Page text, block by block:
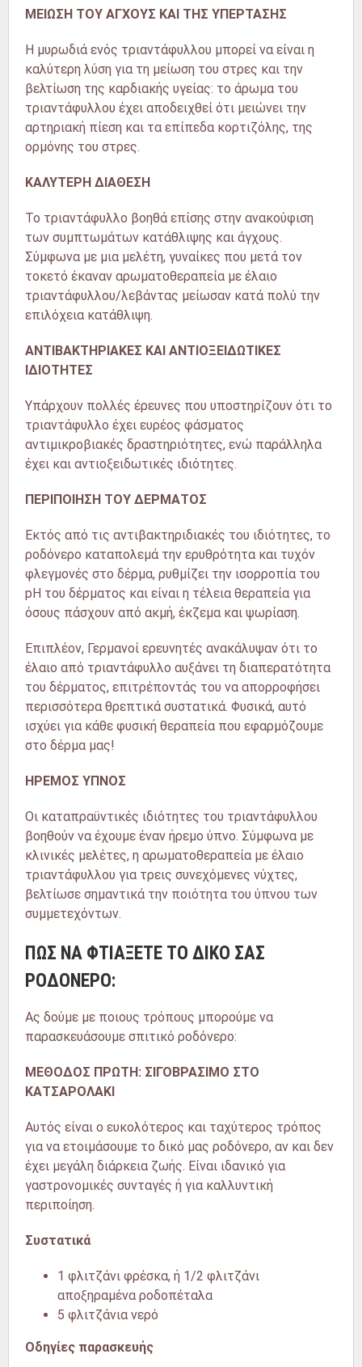
ΜΕΙΩΣΗ ΤΟΥ ΑΓΧΟΥΣ ΚΑΙ ΤΗΣ ΥΠΕΡΤΑΣΗΣ
Η μυρωδιά ενός τριαντάφυλλου μπορεί να είναι η
καλύτερη λύση για τη μείωση του στρες και την
βελτίωση της καρδιακής υγείας: το άρωμα του
τριαντάφυλλου έχει αποδειχθεί ότι μειώνει την
αρτηριακή πίεση και τα επίπεδα κορτιζόλης, της
ορμόνης του στρες.
ΚΑΛΥΤΕΡΗ ΔΙΑΘΕΣΗ
Το τριαντάφυλλο βοηθά επίσης στην ανακούφιση
των συμπτωμάτων κατάθλιψης και άγχους.
Σύμφωνα με μια μελέτη, γυναίκες που μετά τον
τοκετό έκαναν αρωματοθεραπεία με έλαιο
τριαντάφυλλου/λεβάντας μείωσαν κατά πολύ την
επιλόχεια κατάθλιψη.
ΑΝΤΙΒΑΚΤΗΡΙΑΚΕΣ ΚΑΙ ΑΝΤΙΟΞΕΙΔΩΤΙΚΕΣ
ΙΔΙΟΤΗΤΕΣ
Υπάρχουν πολλές έρευνες που υποστηρίζουν ότι το
τριαντάφυλλο έχει ευρέος φάσματος
αντιμικροβιακές δραστηριότητες, ενώ παράλληλα
έχει και αντιοξειδωτικές ιδιότητες.
ΠΕΡΙΠΟΙΗΣΗ ΤΟΥ ΔΕΡΜΑΤΟΣ
Εκτός από τις αντιβακτηριδιακές του ιδιότητες, το
ροδόνερο καταπολεμά την ερυθρότητα και τυχόν
φλεγμονές στο δέρμα, ρυθμίζει την ισορροπία του
pH του δέρματος και είναι η τέλεια θεραπεία για
όσους πάσχουν από ακμή, έκζεμα και ψωρίαση.
Επιπλέον, Γερμανοί ερευνητές ανακάλυψαν ότι το
έλαιο από τριαντάφυλλο αυξάνει τη διαπερατότητα
του δέρματος, επιτρέποντάς του να απορροφήσει
περισσότερα θρεπτικά συστατικά. Φυσικά, αυτό
ισχύει για κάθε φυσική θεραπεία που εφαρμόζουμε
στο δέρμα μας!
ΗΡΕΜΟΣ ΥΠΝΟΣ
Οι καταπραϋντικές ιδιότητες του τριαντάφυλλου
βοηθούν να έχουμε έναν ήρεμο ύπνο. Σύμφωνα με
κλινικές μελέτες, η αρωματοθεραπεία με έλαιο
τριαντάφυλλου για τρεις συνεχόμενες νύχτες,
βελτίωσε σημαντικά την ποιότητα του ύπνου των
συμμετεχόντων.
ΠΩΣ ΝΑ ΦΤΙΑΞΕΤΕ ΤΟ ΔΙΚΟ ΣΑΣ
ΡΟΔΟΝΕΡΟ:
Ας δούμε με ποιους τρόπους μπορούμε να
παρασκευάσουμε σπιτικό ροδόνερο:
ΜΕΘΟΔΟΣ ΠΡΩΤΗ: ΣΙΓΟΒΡΑΣΙΜΟ ΣΤΟ
ΚΑΤΣΑΡΟΛΑΚΙ
Αυτός είναι ο ευκολότερος και ταχύτερος τρόπος
για να ετοιμάσουμε το δικό μας ροδόνερο, αν και δεν
έχει μεγάλη διάρκεια ζωής. Είναι ιδανικό για
γαστρονομικές συνταγές ή για καλλυντική
περιποίηση.
Συστατικά
1 φλιτζάνι φρέσκα, ​​ή 1/2 φλιτζάνι
αποξηραμένα ροδοπέταλα
5 φλιτζάνια νερό
Οδηγίες παρασκευής